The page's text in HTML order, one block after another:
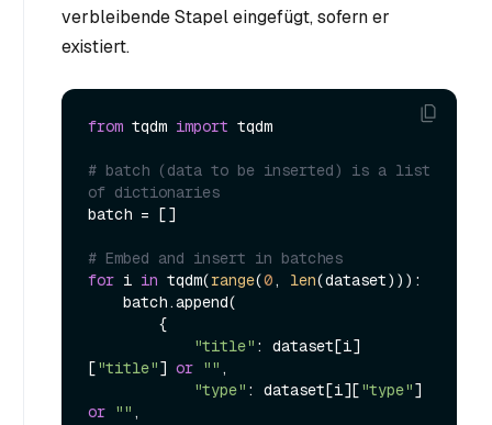
verbleibende Stapel eingefügt, sofern er
existiert.
from tqdm import tqdm
# batch (data to be inserted) is a list
of dictionaries
batch = []
# Embed and insert in batches
for i in tqdm(range(0, len(dataset))):
"title" : dataset[i]
["title"] or "" ,
"type" : dataset[i]["type"
or "" ,